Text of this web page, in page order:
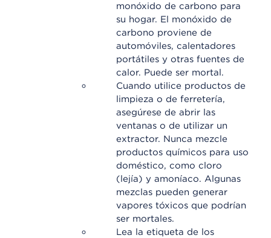
monóxido de carbono para
su hogar. El monóxido de
carbono proviene de
automóviles, calentadores
portátiles y otras fuentes de
calor. Puede ser mortal.
Cuando utilice productos de
limpieza o de ferretería,
asegúrese de abrir las
ventanas o de utilizar un
extractor. Nunca mezcle
productos químicos para uso
doméstico, como cloro
(lejía) y amoníaco. Algunas
mezclas pueden generar
vapores tóxicos que podrían
ser mortales.
Lea la etiqueta de los